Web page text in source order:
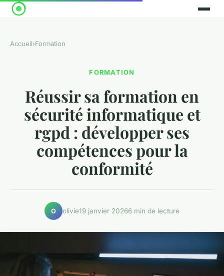
Accueil›Formation
FORMATION
Réussir sa formation en
sécurité informatique et
rgpd : développer ses
compétences pour la
conformité
O olivie19 janvier 20266 min de lecture